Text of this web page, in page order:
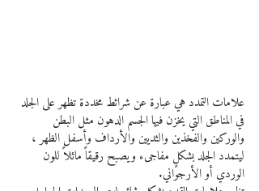
علامات التمدد هي عبارة عن شرائط مخددة تظهر على الجلد
في المناطق التي يخزن فيها الجسم الدهون مثل البطن
والوركين والفخذين والثديين والأرداف وأسفل الظهر ،
ليتمدد الجلد بشكلٍ مفاجىء ويصبح رقيقاً مائلاً للون
الوردي أو الأرجواني.